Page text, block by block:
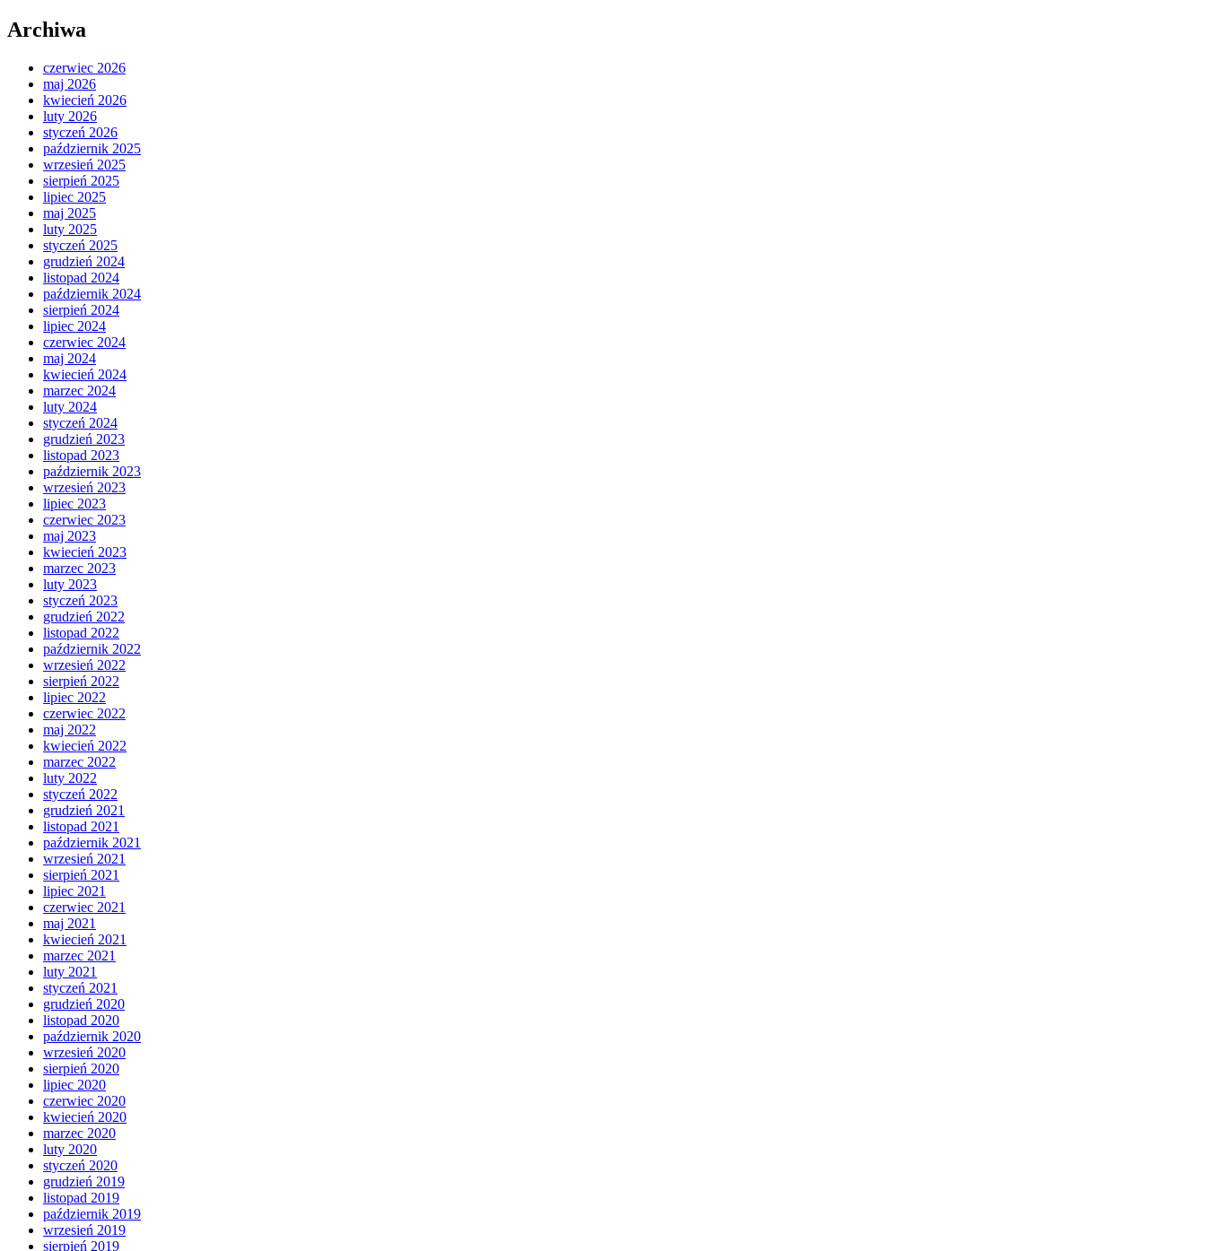
Archiwa
czerwiec 2026
maj 2026
kwiecień 2026
luty 2026
styczeń 2026
październik 2025
wrzesień 2025
sierpień 2025
lipiec 2025
maj 2025
luty 2025
styczeń 2025
grudzień 2024
listopad 2024
październik 2024
sierpień 2024
lipiec 2024
czerwiec 2024
maj 2024
kwiecień 2024
marzec 2024
luty 2024
styczeń 2024
grudzień 2023
listopad 2023
październik 2023
wrzesień 2023
lipiec 2023
czerwiec 2023
maj 2023
kwiecień 2023
marzec 2023
luty 2023
styczeń 2023
grudzień 2022
listopad 2022
październik 2022
wrzesień 2022
sierpień 2022
lipiec 2022
czerwiec 2022
maj 2022
kwiecień 2022
marzec 2022
luty 2022
styczeń 2022
grudzień 2021
listopad 2021
październik 2021
wrzesień 2021
sierpień 2021
lipiec 2021
czerwiec 2021
maj 2021
kwiecień 2021
marzec 2021
luty 2021
styczeń 2021
grudzień 2020
listopad 2020
październik 2020
wrzesień 2020
sierpień 2020
lipiec 2020
czerwiec 2020
kwiecień 2020
marzec 2020
luty 2020
styczeń 2020
grudzień 2019
listopad 2019
październik 2019
wrzesień 2019
sierpień 2019